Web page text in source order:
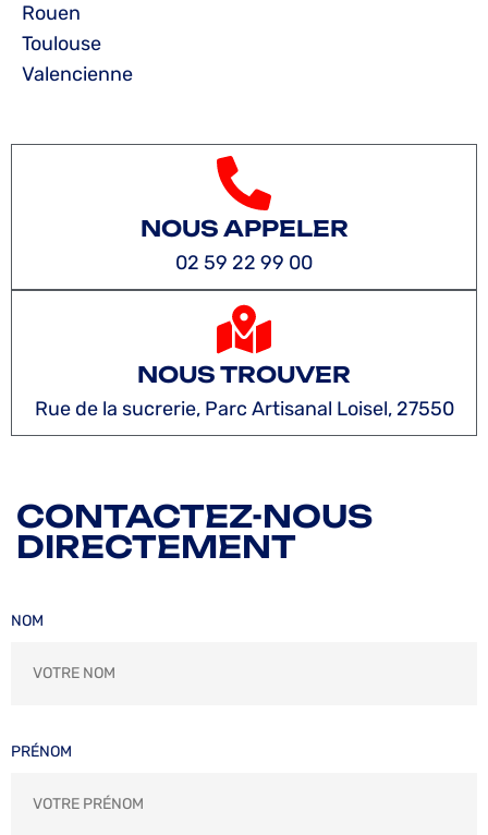
Rouen
Toulouse
Valencienne
NOUS APPELER
02 59 22 99 00
NOUS TROUVER
Rue de la sucrerie, Parc Artisanal Loisel, 27550
CONTACTEZ-NOUS
DIRECTEMENT
NOM
PRÉNOM